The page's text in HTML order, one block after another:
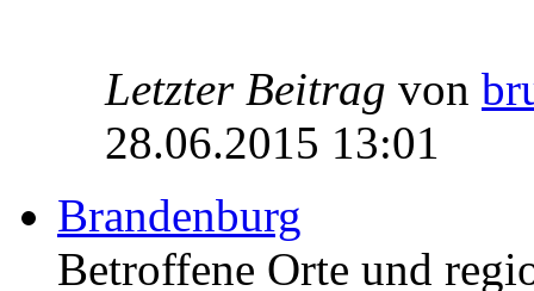
Letzter Beitrag von
28.06.2015 13:01
Brandenburg
Betroffene Orte und